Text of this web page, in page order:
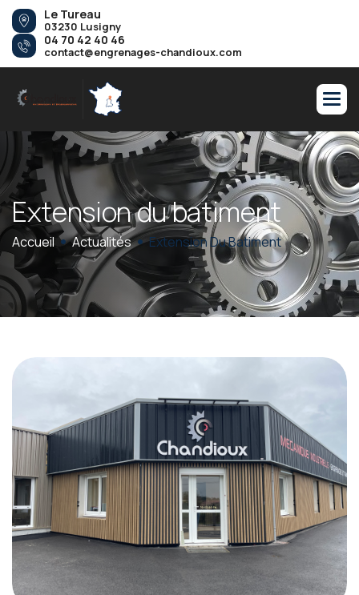
Le Tureau
03230 Lusigny
04 70 42 40 46
contact@engrenages-chandioux.com
Extensiondubatiment
Accueil Actualités Extension Du Batiment